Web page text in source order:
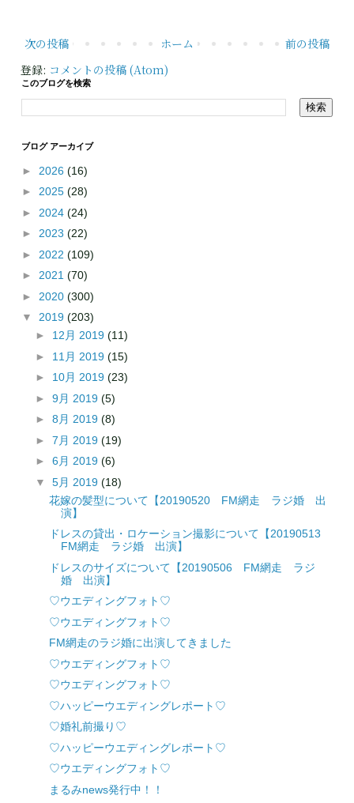
次の投稿 前の投稿
ホーム
登録: コメントの投稿 (Atom)
このブログを検索
ブログ アーカイブ
► 2026 (16)
► 2025 (28)
► 2024 (24)
► 2023 (22)
► 2022 (109)
► 2021 (70)
► 2020 (300)
▼ 2019 (203)
► 12月 2019 (11)
► 11月 2019 (15)
► 10月 2019 (23)
► 9月 2019 (5)
► 8月 2019 (8)
► 7月 2019 (19)
► 6月 2019 (6)
▼ 5月 2019 (18)
花嫁の髪型について【20190520 FM網走 ラジ婚 出
演】
ドレスの貸出・ロケーション撮影について【20190513
FM網走 ラジ婚 出演】
ドレスのサイズについて【20190506 FM網走 ラジ
婚 出演】
♡ウエディングフォト♡
♡ウエディングフォト♡
FM網走のラジ婚に出演してきました
♡ウエディングフォト♡
♡ウエディングフォト♡
♡ハッピーウエディングレポート♡
♡婚礼前撮り♡
♡ハッピーウエディングレポート♡
♡ウエディングフォト♡
まるみnews発行中！！